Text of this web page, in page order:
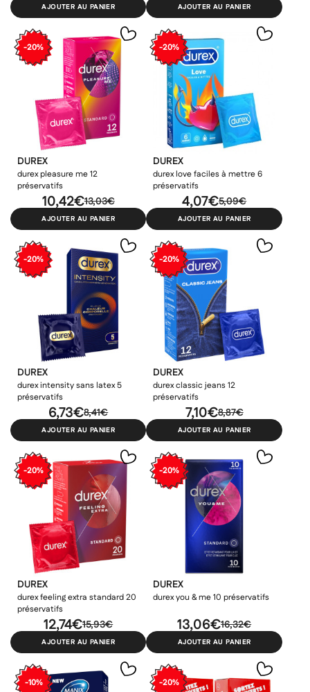
AJOUTER AU PANIER AJOUTER AU PANIER
-20%
DUREX
durex pleasure me 12
préservatifs
13,03€
10,42€
AJOUTER AU PANIER
-20%
DUREX
durex love faciles à mettre 6
préservatifs
5,09€
4,07€
AJOUTER AU PANIER
-20%
DUREX
durex intensity sans latex 5
préservatifs
8,41€
6,73€
AJOUTER AU PANIER
-20%
DUREX
durex classic jeans 12
préservatifs
8,87€
7,10€
AJOUTER AU PANIER
-20%
DUREX
durex feeling extra standard 20
préservatifs
15,93€
12,74€
AJOUTER AU PANIER
-20%
DUREX
durex you & me 10 préservatifs
16,32€
13,06€
AJOUTER AU PANIER
-10% -20%
((modalTitle))
Créer une liste d'envies ×
Connexion ×